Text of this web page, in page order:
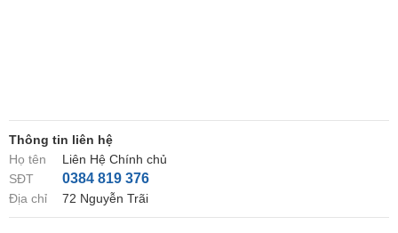
Thông tin liên hệ
Họ tên
Liên Hệ Chính chủ
SĐT
0384 819 376
Địa chỉ 72 Nguyễn Trãi